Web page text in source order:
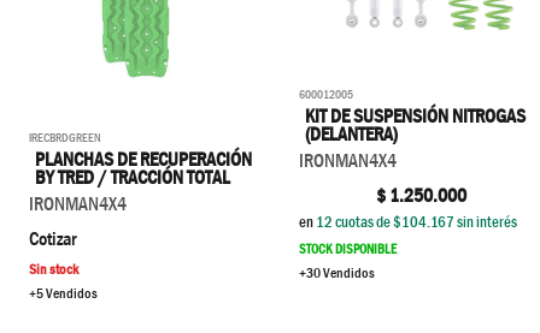
IRECBRDGREEN
PLANCHAS DE RECUPERACIÓN
BY TRED / TRACCIÓN TOTAL
IRONMAN4X4
Cotizar
Sin stock
+5 Vendidos
600012005
KIT DE SUSPENSIÓN NITROGAS
(DELANTERA)
IRONMAN4X4
$1.250.000
en12cuotas de $104.167sin interés
STOCK DISPONIBLE
+30 Vendidos